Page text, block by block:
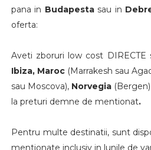
pana in Budapestasau in
oferta:
Aveti zboruri low cost DIRECTE
Ibiza, Maroc(Marrakesh sau
sau Moscova), Norvegia(Bergen)
la preturi demne de mentionat.
Pentru multe destinatii, sunt
mentionate inclusiv in lunile de